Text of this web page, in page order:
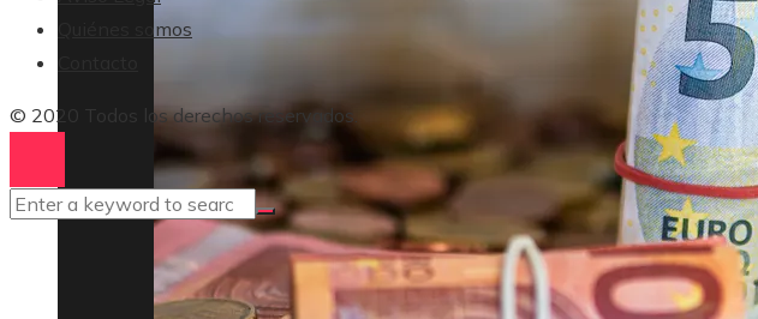
Quiénes somos
© 2020 Todos los derechos reservados.